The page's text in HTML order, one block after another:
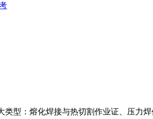
型：熔化焊接与热切割作业证、压力